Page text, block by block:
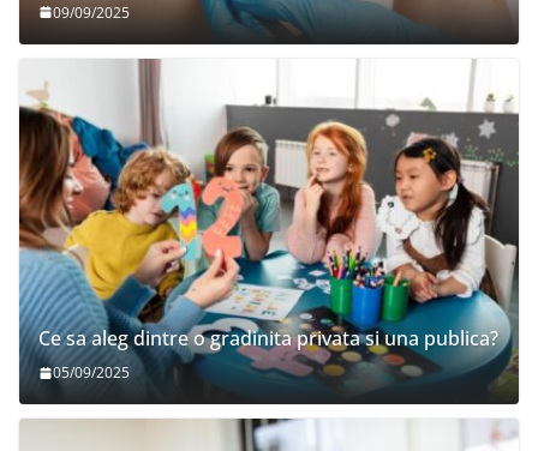
09/09/2025
Ce sa aleg dintre o gradinita privata si una publica?
05/09/2025